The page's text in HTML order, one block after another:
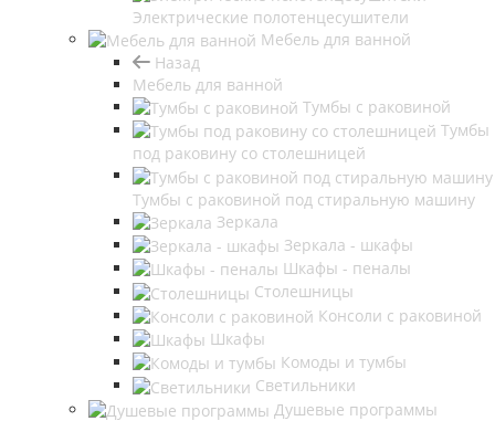
Электрические полотенцесушители
Мебель для ванной
Назад
Мебель для ванной
Тумбы с раковиной
Тумбы
под раковину со столешницей
Тумбы с раковиной под стиральную машину
Зеркала
Зеркала - шкафы
Шкафы - пеналы
Столешницы
Консоли с раковиной
Шкафы
Комоды и тумбы
Светильники
Душевые программы